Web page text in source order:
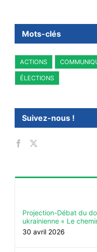
Mots-clés
ACTIONS
ÉLECTIONS
Suivez-nous !
Projection-Débat du
ukrainienne « Le
30 avril 2026